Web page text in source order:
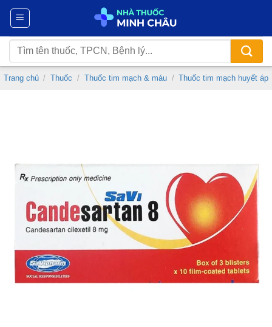
Chuyển
nội
dung
Tìm
kiếm:
Trang chủ / Thuốc / Thuốc tim mạch & máu / Thuốc tim mạch huyết áp